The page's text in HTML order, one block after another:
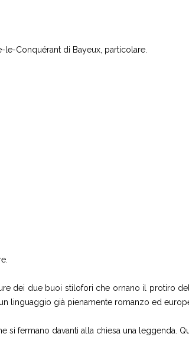
Conquérant di Bayeux, particolare.
dei due buoi stilofori che ornano il protiro
linguaggio già pienamente romanzo ed
si fermano davanti alla chiesa una leggenda.